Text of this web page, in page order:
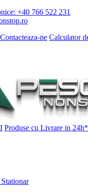
+40 766 522 231
Contacteaza-ne Calculator
Produse cu Livrare in 24h*
Stationar